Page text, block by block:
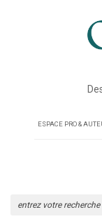
ESPACE PRO &